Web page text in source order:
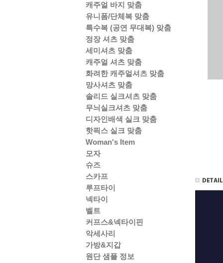
캐주얼 바지 맞춤
유니폼/단체복 맞춤
특수복 (공연 무대복) 맞춤
정장 셔츠 맞춤
세미셔츠 맞춤
캐주얼 셔츠 맞춤
화려한 캐주얼셔츠 맞춤
망사셔츠 맞춤
솔리드 실크셔츠 맞춤
무늬실크셔츠 맞춤
디자인배색 실크 맞춤
핫픽스 실크 맞춤
Woman's Item
모자
슈즈
스카프
루프타이
넥타이
벨트
커프스&넥타이핀
악세사리
가방&지갑
원단 샘플 정보